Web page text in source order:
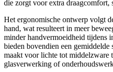
die zorgt voor extra draagcomfort,
Het ergonomische ontwerp volgt
hand, wat resulteert in meer
minder handvermoeidheid tijdens
bieden bovendien een
maakt voor lichte tot middelzware
glasverwerking of